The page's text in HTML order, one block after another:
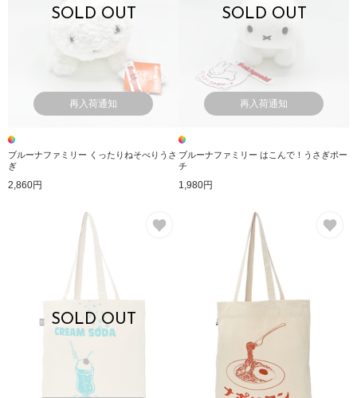
SOLD OUT
再入荷通知
ブルーナファミリー くったりねそべりうさ
ぎ
2,860円
SOLD OUT
再入荷通知
ブルーナファミリー はこんで！うさぎポー
チ
1,980円
SOLD OUT